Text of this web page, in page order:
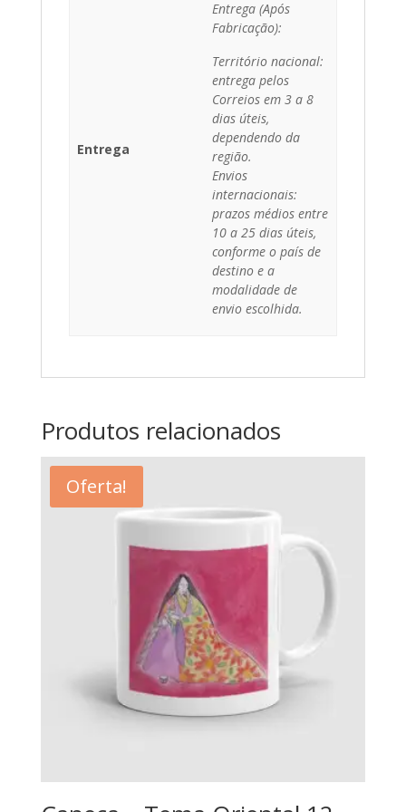
Entrega
Entrega (Após
Fabricação):
Território nacional:
entrega pelos
Correios em 3 a 8
dias úteis,
dependendo da
região.
Envios
internacionais:
prazos médios entre
10 a 25 dias úteis,
conforme o país de
destino e a
modalidade de
envio escolhida.
Produtos relacionados
Oferta!